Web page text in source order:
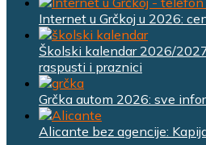
Internet u Grčkoj u 2026:
Školski kalendar 2026/
raspusti i praznici
Grčka autom 2026: sve
Alicante bez agencije: